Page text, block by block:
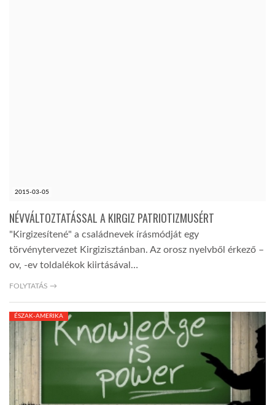
2015-03-05
NÉVVÁLTOZTATÁSSAL A KIRGIZ PATRIOTIZMUSÉRT
"Kirgizesítené" a családnevek írásmódját egy
törvénytervezet Kirgizisztánban. Az orosz nyelvből érkező –
ov, -ev toldalékok kiirtásával…
FOLYTATÁS →
ÉSZAK-AMERIKA